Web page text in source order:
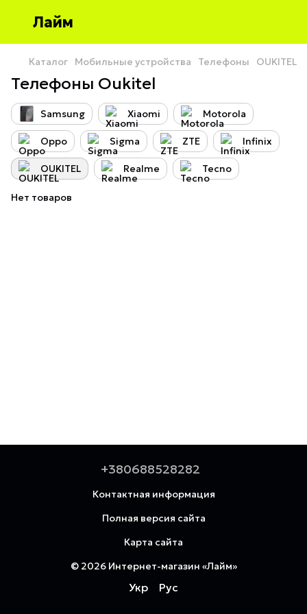
Лайм
Каталог Мобильные устройства Телефоны OUKITEL
Телефоны Oukitel
Samsung Xiaomi Motorola
Oppo Sigma ZTE Infinix
OUKITEL Realme Tecno
Нет товаров
+380688528282
Контактная информация
Полная версия сайта
Карта сайта
© 2026 Интернет-магазин «Лайм»
Укр Рус